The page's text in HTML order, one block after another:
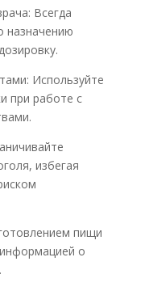
Всегда
назначению
Используйте
при работе с
избегая
пищи
о